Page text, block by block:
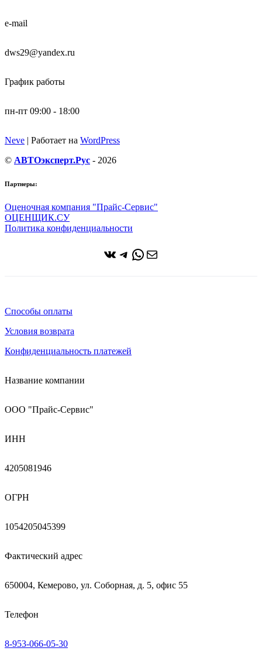
e-mail
dws29@yandex.ru
График работы
пн-пт 09:00 - 18:00
Neve | Работает на WordPress
© АВТОэксперт.Рус - 2026
Партнеры:
Оценочная компания "Прайс-Сервис"
ОЦЕНЩИК.СУ
Политика конфиденциальности
ВКонтакте
Telegram
WhatsApp
Почта
Способы оплаты
Условия возврата
Конфиденциальность платежей
Название компании
ООО "Прайс-Сервис"
ИНН
4205081946
ОГРН
1054205045399
Фактический адрес
650004, Кемерово, ул. Соборная, д. 5, офис 55
Телефон
8-953-066-05-30